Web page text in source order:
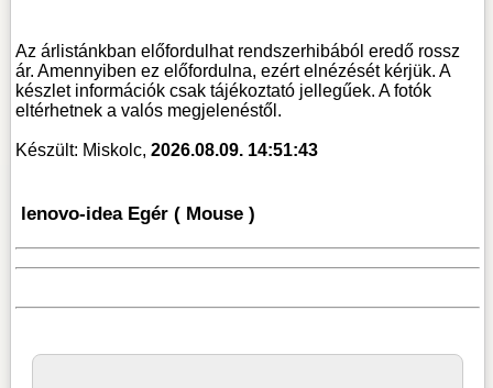
Az árlistánkban előfordulhat rendszerhibából eredő rossz
ár. Amennyiben ez előfordulna, ezért elnézését kérjük. A
készlet információk csak tájékoztató jellegűek. A fotók
eltérhetnek a valós megjelenéstől.
Készült: Miskolc,2026.08.09. 14:51:43
lenovo-idea Egér ( Mouse )